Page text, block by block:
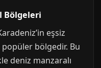
Bölgeleri
eşsiz
popüler bölgedir. Bu
deniz manzaralı